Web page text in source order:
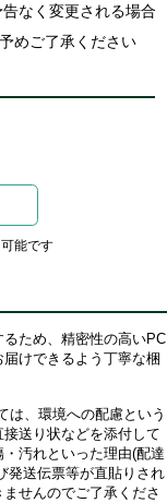
なく変更される場合
めご了承ください
能です
ため、精密性の高いPC
けできるよう丁寧な梱
は、環境への配慮という
送り状などを添付して
汚れといった理由(配達
発送伝票等が直貼りされ
せんのでご了承くださ